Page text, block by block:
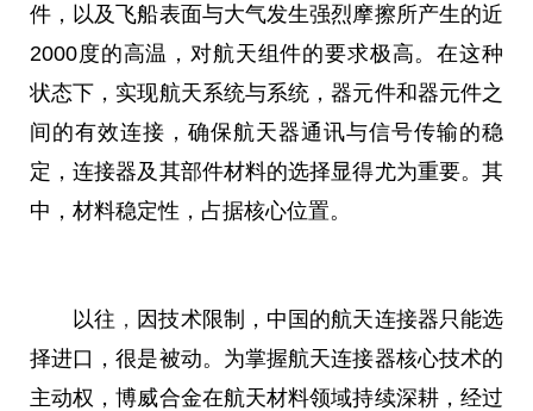
件，以及飞船表面与大气发生强烈摩擦所产生的近
2000度的高温，对航天组件的要求极高。在这种
状态下，实现航天系统与系统，器元件和器元件之
间的有效连接，确保航天器通讯与信号传输的稳
定，连接器及其部件材料的选择显得尤为重要。其
中，材料稳定性，占据核心位置。
以往 ， 因技术限制， 中国 的航天连接器只能选
择进口，很是被动。为掌握航天连接器核心技术的
主动权，博威合金在航天材料领域持续深耕，经过